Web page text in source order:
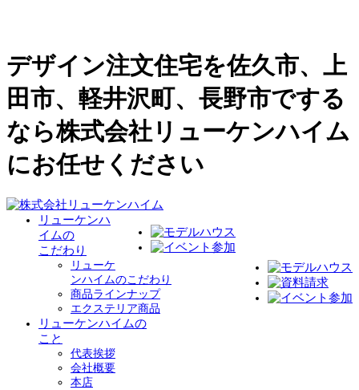
デザイン注文住宅を佐久市、上
田市、軽井沢町、長野市でする
なら株式会社リューケンハイム
にお任せください
リューケンハ
イムの
こだわり
リューケ
ンハイムのこだわり
商品ラインナップ
エクステリア商品
リューケンハイムの
こと
代表挨拶
会社概要
本店